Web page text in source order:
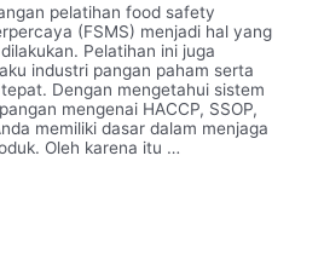
pelatihan food safety
(FSMS) menjadi hal yang
Pelatihan ini juga
industri pangan paham serta
Dengan mengetahui sistem
mengenai HACCP, SSOP,
memiliki dasar dalam menjaga
Oleh karena itu …